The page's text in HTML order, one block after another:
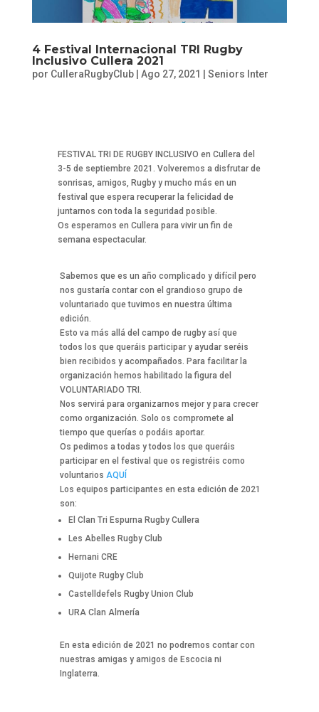
4 Festival Internacional TRI Rugby
Inclusivo Cullera 2021
por CulleraRugbyClub| Ago 27, 2021 Seniors Inter
FESTIVAL TRI DE RUGBY INCLUSIVO en Cullera del
3-5 de septiembre 2021. Volveremos a disfrutar de
sonrisas, amigos, Rugby y mucho más en un
festival que espera recuperar la felicidad de
juntarnos con toda la seguridad posible.
Os esperamos en Cullera para vivir un fin de
semana espectacular.
Sabemos que es un año complicado y difícil pero
nos gustaría contar con el grandioso grupo de
voluntariado que tuvimos en nuestra última
edición.
Esto va más allá del campo de rugby así que
todos los que queráis participar y ayudar seréis
bien recibidos y acompañados. Para facilitar la
organización hemos habilitado la figura del
VOLUNTARIADO TRI.
Nos servirá para organizarnos mejor y para crecer
como organización. Solo os compromete al
tiempo que querías o podáis aportar.
Os pedimos a todas y todos los que queráis
participar en el festival que os registréis como
voluntarios AQUÍ
Los equipos participantes en esta edición de 2021
son:
El Clan Tri Espurna Rugby Cullera
Les Abelles Rugby Club
Hernani CRE
Quijote Rugby Club
Castelldefels Rugby Union Club
URA Clan Almería
En esta edición de 2021 no podremos contar con
nuestras amigas y amigos de Escocia ni
Inglaterra.